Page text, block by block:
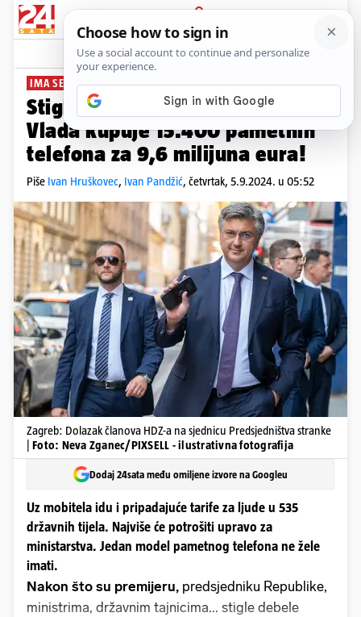
PRIJAVA
News Komentari
IMA SE, MOŽE SE PLUS+
Stigle povišice, ali to nije sve:
Vlada kupuje 15.400 pametnih
telefona za 9,6 milijuna eura!
Piše Ivan Hruškovec, Ivan Pandžić, četvrtak, 5.9.2024. u 05:52
Zagreb: Dolazak članova HDZ-a na sjednicu Predsjedništva stranke
Foto: Neva Zganec/PIXSELL - ilustrativna fotografija
Dodaj 24sata među omiljene izvore na Googleu
Uz mobitela idu i pripadajuće tarife za ljude u 535
državnih tijela. Najviše će potrošiti upravo za
ministarstva. Jedan model pametnog telefona ne žele
imati.
Nakon što su premijeru, predsjedniku Republike,
ministrima, državnim tajnicima... stigle debele